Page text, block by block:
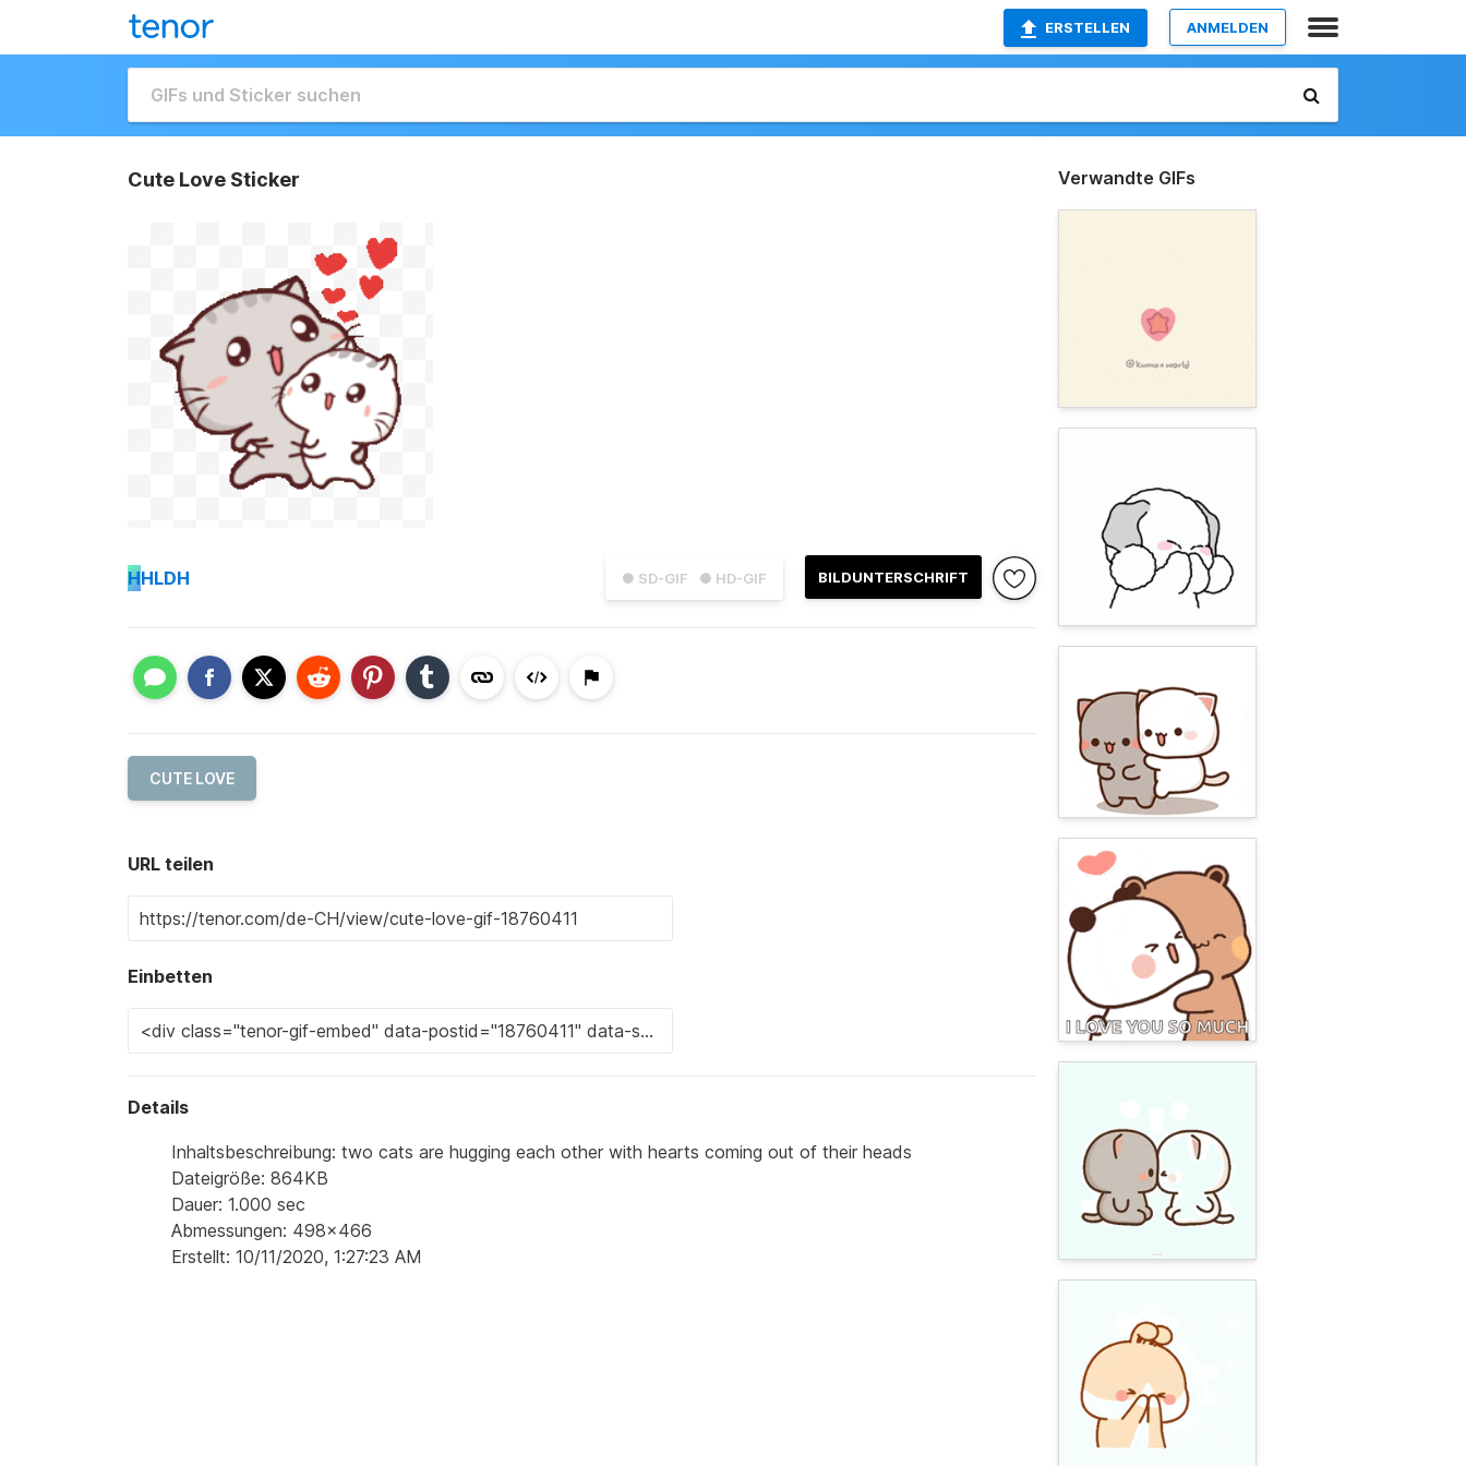
ERSTELLEN ANMELDEN
Cute Love Sticker
● SD-GIF ● HD-GIF BILDUNTERSCHRIFT
HHLDH
CUTE LOVE
URL teilen
Einbetten
Details
Inhaltsbeschreibung: two cats are hugging each other with hearts coming out of their heads
Dateigröße: 864KB
Dauer: 1.000 sec
Abmessungen: 498x466
Erstellt: 10/11/2020, 1:27:23 AM
Verwandte GIFs